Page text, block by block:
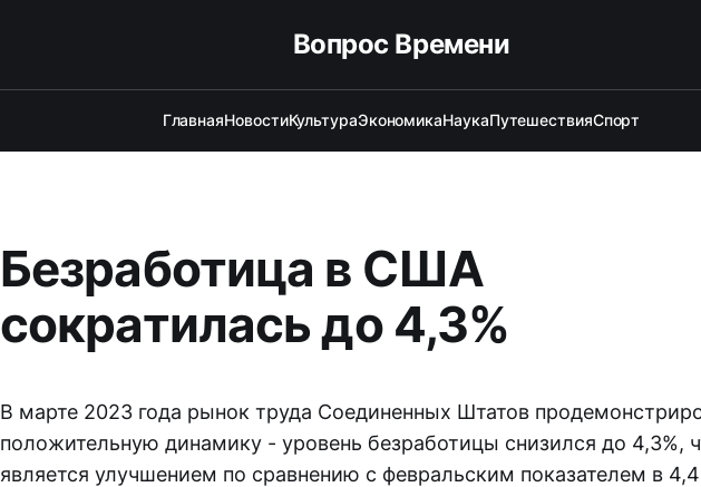
Вопрос Времени
ГлавнаяНовостиКультураЭкономикаНаукаПутешествияСпорт
Безработица в США
сократилась до 4,3%
В марте 2023 года рынок труда Соединенных Штатов
положительную динамику - уровень безработицы снизился до 4,3%,
является улучшением по сравнению с февральским показателем в